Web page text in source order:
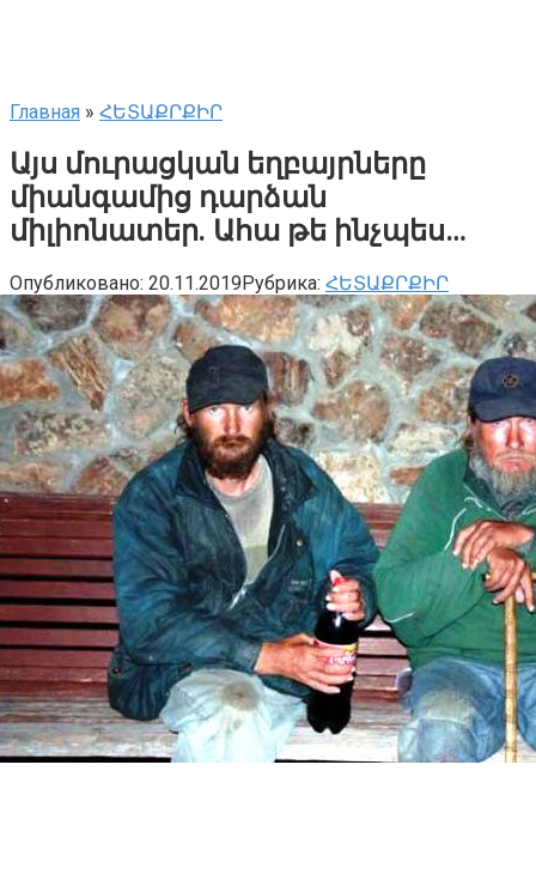
Главная » ՀԵՏԱՔՐՔԻՐ
Այս մուրացկան եղբայրները
միանգամից դարձան
միլիոնատեր. Ահա թե ինչպես…
Опубликовано: 20.11.2019Рубрика: ՀԵՏԱՔՐՔԻՐ